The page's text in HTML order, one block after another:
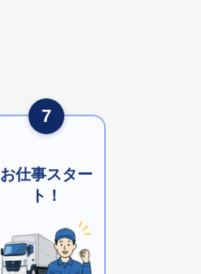
7
お仕事スター
ト！